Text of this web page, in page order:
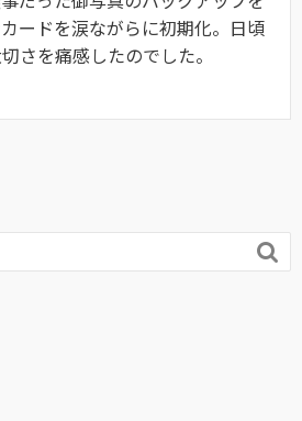
ードを涙ながらに初期化。日頃
さを痛感したのでした。
